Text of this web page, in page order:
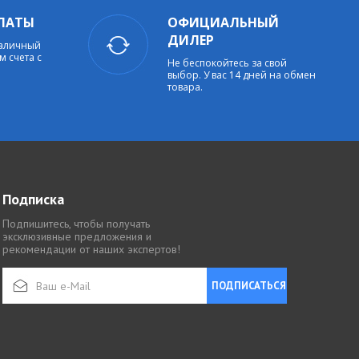
счета с
ОФИЦИАЛЬНЫЙ
ДИЛЕР
Не беспокойтесь за свой
выбор. У вас 14 дней на обмен
товара.
Подписка
Подпишитесь, чтобы получать
эксклюзивные предложения и
рекомендации от наших экспертов!
ПОДПИСАТЬСЯ